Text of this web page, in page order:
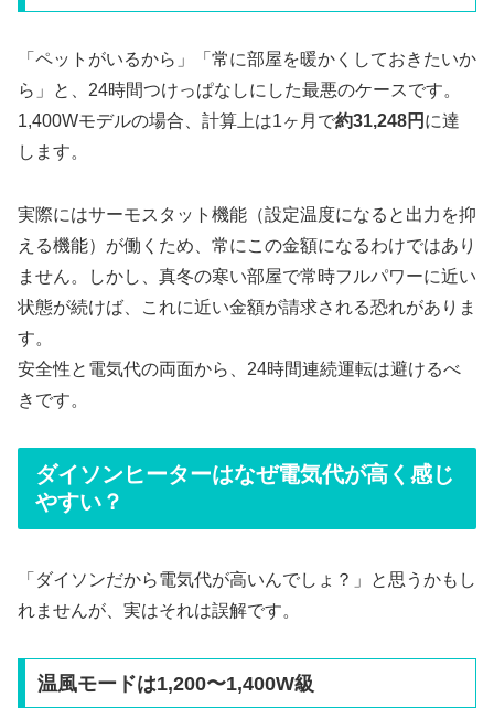
「ペットがいるから」「常に部屋を暖かくしておきたいか
ら」と、24時間つけっぱなしにした最悪のケースです。
1,400Wモデルの場合、計算上は1ヶ月で約31,248円 に達
します。
実際にはサーモスタット機能（設定温度になると出力を抑
える機能）が働くため、常にこの金額になるわけではあり
ません。しかし、真冬の寒い部屋で常時フルパワーに近い
状態が続けば、これに近い金額が請求される恐れがありま
す。
安全性と電気代の両面から、24時間連続運転は避けるべ
きです。
ダイソンヒーターはなぜ電気代が高く感じ
やすい？
「ダイソンだから電気代が高いんでしょ？」と思うかもし
れませんが、実はそれは誤解です。
温風モードは1,200〜1,400W級